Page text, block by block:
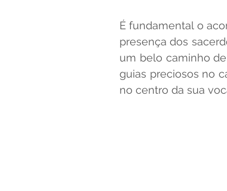
É fundamental o
presença dos
um belo caminho
guias preciosos no
no centro da sua